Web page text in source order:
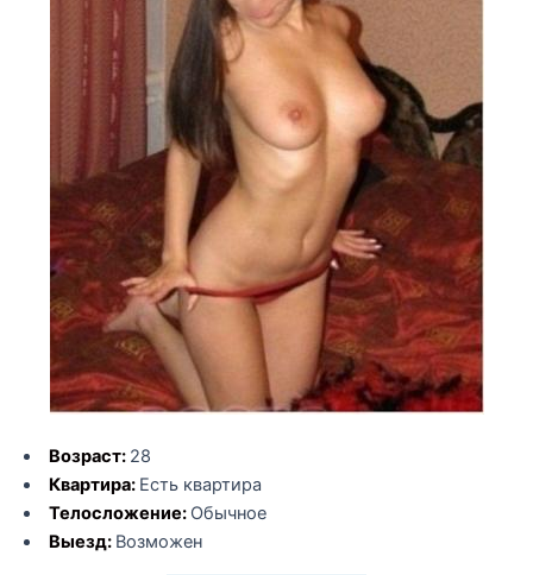
Возраст: 28
Квартира: Есть квартира
Телосложение: Обычное
Выезд: Возможен